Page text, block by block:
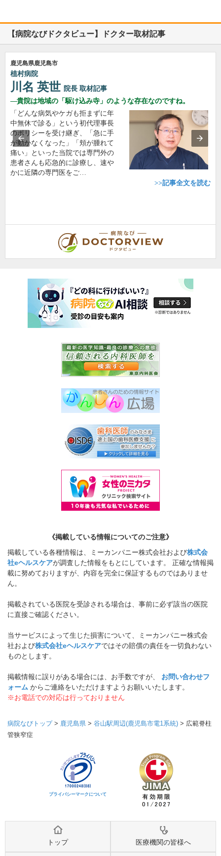
【病院なびドクタビュー】ドクター取材記事
鹿児島県鹿児島市
植村病院
川名 英世 院長 取材記事
貴院は地域の「駆け込み寺」のような存在なのですね。
「どんな病気やケガも拒まずに年
中無休で診る」という初代理事長
のポリシーを受け継ぎ、「急に手
が動かなくなった」「頬が腫れて
痛い」といった当院では専門外の
患者さんも応急的に診療し、速や
かに近隣の専門医をご…
>>記事全文を読む
《掲載している情報についてのご注意》
掲載している各種情報は、ミーカンパニー株式会社および株式会
社eヘルスケアが調査した情報をもとにしています。 正確な情報掲
載に努めておりますが、内容を完全に保証するものではありませ
ん。
掲載されている医院を受診される場合は、事前に必ず該当の医院
に直接ご確認ください。
当サービスによって生じた損害について、ミーカンパニー株式会
社および株式会社eヘルスケアではその賠償の責任を一切負わない
ものとします。
掲載情報に誤りがある場合には、お手数ですが、 お問い合わせフ
ォーム からご連絡をいただけますようお願いいたします。
※お電話での対応は行っておりません
病院なびトップ> 鹿児島県 > 谷山駅周辺(鹿児島市電1系統) > 広範脊柱
管狭窄症
プライバシーマークについて
トップ 医療機関の皆様へ